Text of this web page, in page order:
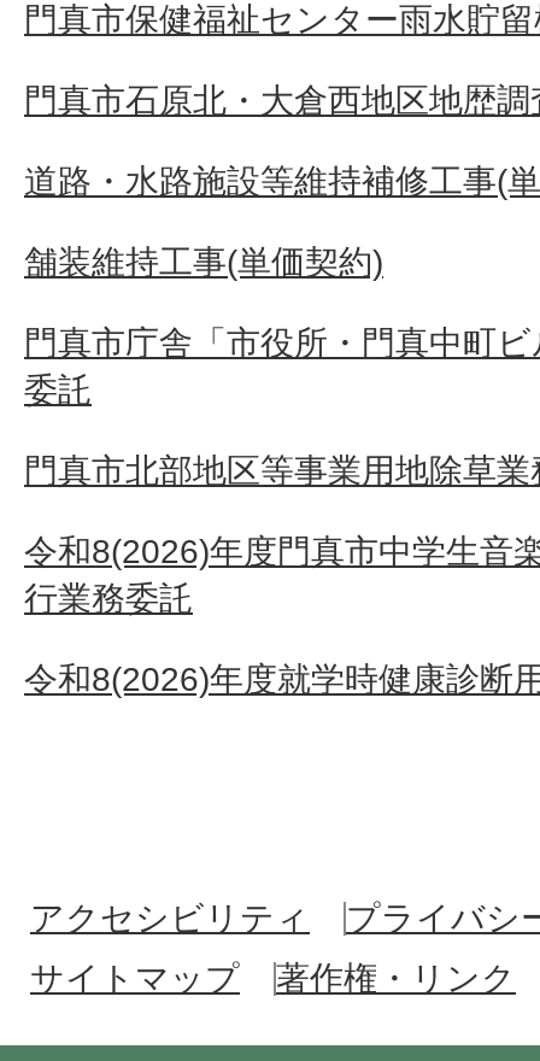
門真市保健福祉センター雨水貯
門真市石原北・大倉西地区地歴
道路・水路施設等維持補修工事(
舗装維持工事(単価契約)
門真市庁舎「市役所・門真中町
委託
門真市北部地区等事業用地除草業
令和8(2026)年度門真市中学生音
行業務委託
令和8(2026)年度就学時健康診断
アクセシビリティ
プライバシ
サイトマップ
著作権・リンク